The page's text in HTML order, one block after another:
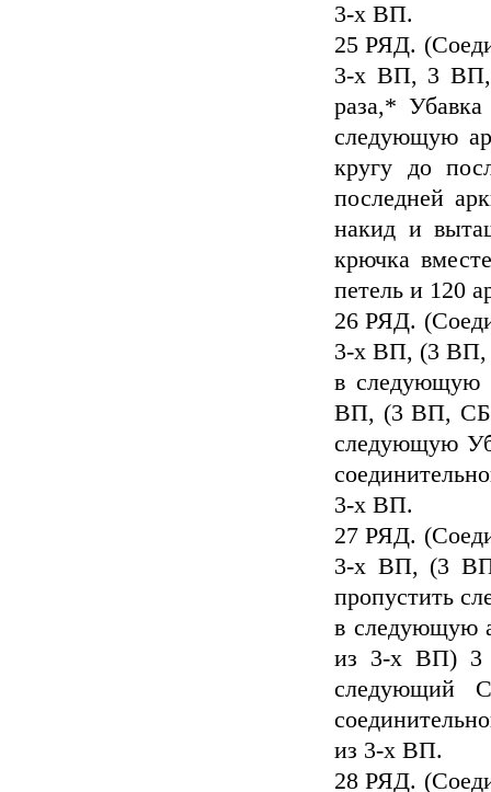
3-х ВП.
25 РЯД.
3-х ВП, 3
раза,*
следующую
кругу до
последней
накид и
крючка
петель и 120
26 РЯД.
3-х ВП, (3 ВП,
в
ВП, (3 ВП,
следующую
3-х ВП.
27 РЯД.
3-х ВП, (3
пропустить
в следующую
из 3-х ВП) 3
следующий
из 3-х ВП.
28 РЯД.